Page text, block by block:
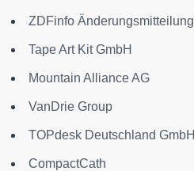
ZDFinfo Änderungsmitteilung
Tape Art Kit GmbH
Mountain Alliance AG
VanDrie Group
TOPdesk Deutschland GmbH
CompactCath